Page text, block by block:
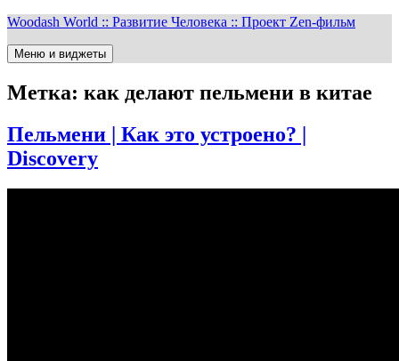
Перейти
содержимому
Woodash World :: Развитие Человека :: Проект Zen-фильм
Меню и виджеты
Метка: как делают пельмени в китае
Пельмени | Как это устроено? |
Discovery